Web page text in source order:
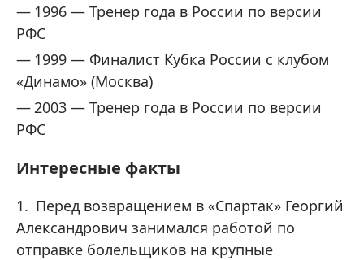
1996 — Тренер года в России по версии
РФС
1999 — Финалист Кубка России с клубом
«Динамо» (Москва)
2003 — Тренер года в России по версии
РФС
Интересные факты
Перед возвращением в «Спартак» Георгий
Александрович занимался работой по
отправке болельщиков на крупные